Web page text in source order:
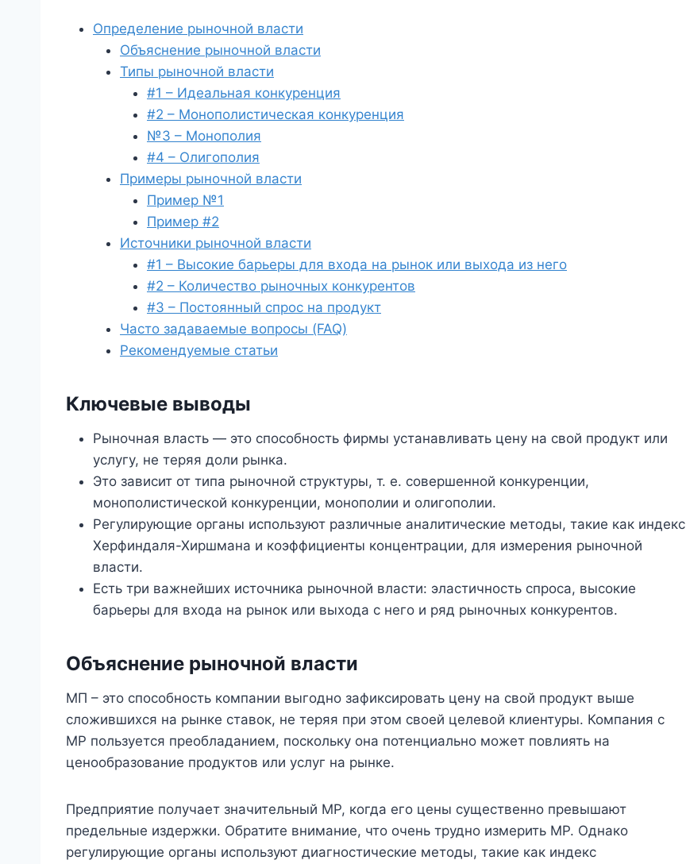
Определение рыночной власти
Объяснение рыночной власти
Типы рыночной власти
#1 – Идеальная конкуренция
#2 – Монополистическая конкуренция
№3 – Монополия
#4 – Олигополия
Примеры рыночной власти
Пример №1
Пример #2
Источники рыночной власти
#1 – Высокие барьеры для входа на рынок или выхода из него
#2 – Количество рыночных конкурентов
#3 – Постоянный спрос на продукт
Часто задаваемые вопросы (FAQ)
Рекомендуемые статьи
Ключевые выводы
Рыночная власть — это способность фирмы устанавливать цену на свой продукт или
услугу, не теряя доли рынка.
Это зависит от типа рыночной структуры, т. е. совершенной конкуренции,
монополистической конкуренции, монополии и олигополии.
Регулирующие органы используют различные аналитические методы, такие как индекс
Херфиндаля-Хиршмана и коэффициенты концентрации, для измерения рыночной
власти.
Есть три важнейших источника рыночной власти: эластичность спроса, высокие
барьеры для входа на рынок или выхода с него и ряд рыночных конкурентов.
Объяснение рыночной власти
МП – это способность компании выгодно зафиксировать цену на свой продукт выше
сложившихся на рынке ставок, не теряя при этом своей целевой клиентуры. Компания с
MP пользуется преобладанием, поскольку она потенциально может повлиять на
ценообразование продуктов или услуг на рынке.
Предприятие получает значительный MP, когда его цены существенно превышают
предельные издержки. Обратите внимание, что очень трудно измерить MP. Однако
регулирующие органы используют диагностические методы, такие как индекс